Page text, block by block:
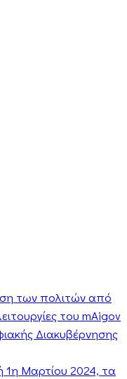
των πολιτών από
του mAigov
Διακυβέρνησης
Μαρτίου 2024, τα